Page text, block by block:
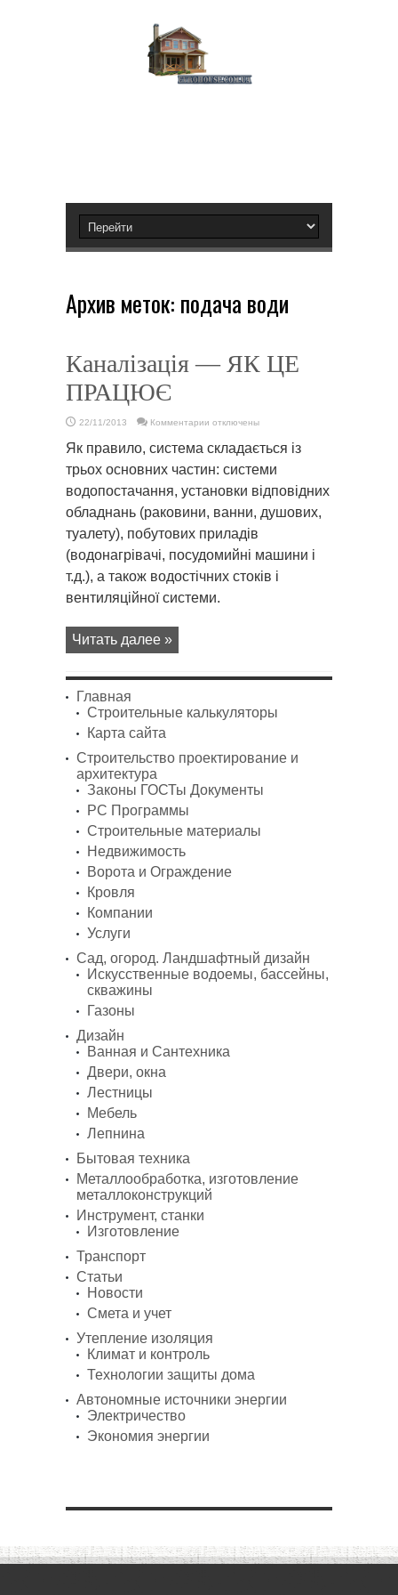
Архив меток: подача води
Каналізація — ЯК ЦЕ
ПРАЦЮЄ
22/11/2013 Комментарии
—
ЦЕ
отключены
Як правило, система складається із
трьох основних частин: системи
водопостачання, установки відповідних
обладнань (раковини, ванни, душових,
туалету), побутових приладів
(водонагрівачі, посудомийні машини і
т.д.), а також водостічних стоків і
вентиляційної системи.
Читать далее »
Главная
Строительные калькуляторы
Карта сайта
Строительство проектирование и
архитектура
Законы ГОСТы Документы
PC Программы
Строительные материалы
Недвижимость
Ворота и Ограждение
Кровля
Компании
Услуги
Сад, огород. Ландшафтный дизайн
Искусственные водоемы, бассейны,
скважины
Газоны
Дизайн
Ванная и Сантехника
Двери, окна
Лестницы
Мебель
Лепнина
Бытовая техника
Металлообработка, изготовление
металлоконструкций
Инструмент, станки
Изготовление
Транспорт
Статьи
Новости
Смета и учет
Утепление изоляция
Климат и контроль
Технологии защиты дома
Автономные источники энергии
Электричество
Экономия энергии